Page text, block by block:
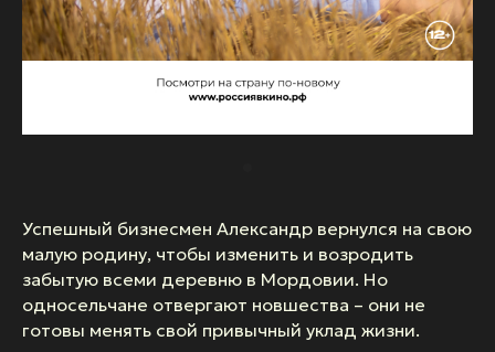
Успешный бизнесмен Александр вернулся на свою
малую родину, чтобы изменить и возродить
забытую всеми деревню в Мордовии. Но
односельчане отвергают новшества – они не
готовы менять свой привычный уклад жизни.